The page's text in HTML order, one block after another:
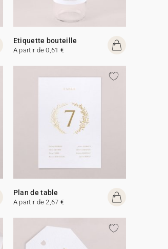
Etiquette bouteille
A partir de 0,61 €
Plan de table
A partir de 2,67 €